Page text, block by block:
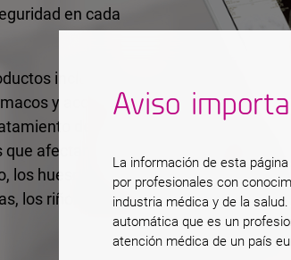
en cada
incluye
y accesorios
de una
afectan la
los huesos, el
los riñones y las
Aviso
La información de esta
por profesionales con
industria médica y de la
automática que es un
atención médica de un país